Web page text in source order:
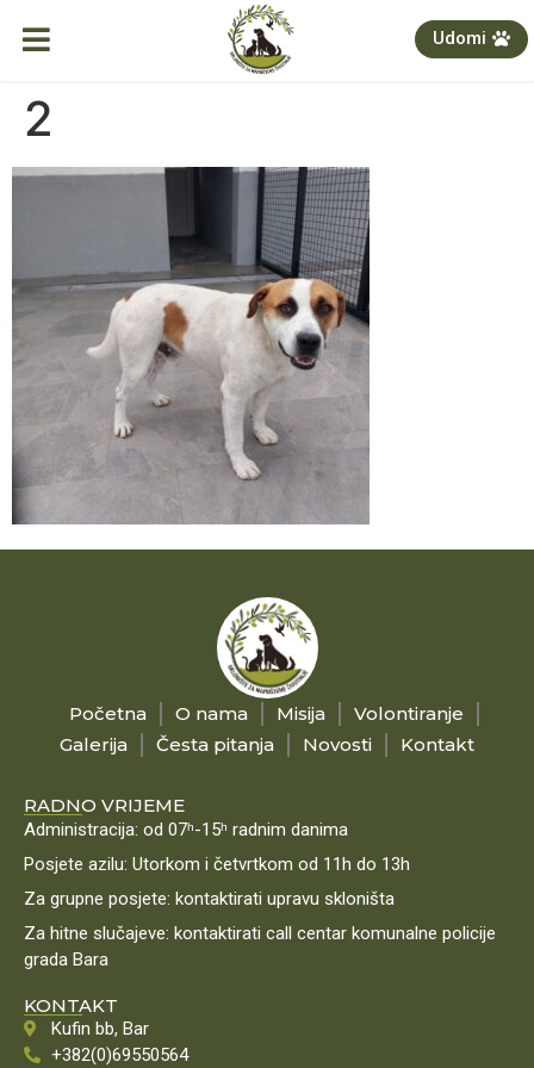
Udomi
2
Početna O nama Misija
Volontiranje
Galerija
Česta pitanja Novosti Kontakt
RADNO VRIJEME
Administracija: od 07ʰ-15ʰ radnim danima
Posjete azilu: Utorkom i četvrtkom od 11h do 13h
Za grupne posjete: kontaktirati upravu skloništa
Za hitne slučajeve: kontaktirati call centar komunalne policije
grada Bara
KONTAKT
Kufin bb, Bar
+382(0)69550564